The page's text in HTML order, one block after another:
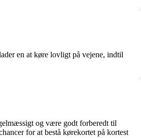
en at køre lovligt på vejene, indtil
og være godt forberedt til
for at bestå kørekortet på kortest